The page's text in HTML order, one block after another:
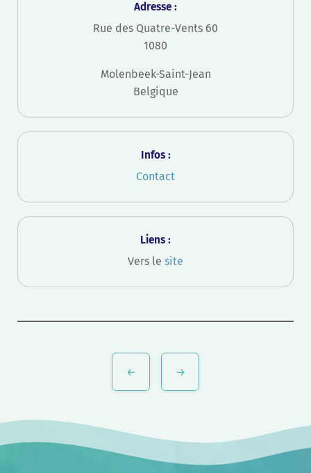
Adresse :
Rue des Quatre-Vents 60
1080
Molenbeek-Saint-Jean
Belgique
Infos :
Contact
Liens :
Vers le site